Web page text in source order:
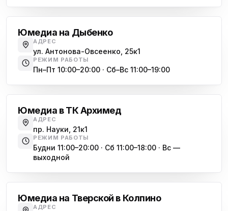
ю ул. Белы Куна, 24к1
ю
Юмедиа в Купчино
ул. Будапештская, 87-3
Юмедиа Сервис в Колпино
ю
Юмедиа во Всеволожске
пр. Христиновский 28, Всеволожск
Юмедиа на Дыбенко
АДРЕС
ул. Антонова-Овсеенко, 25к1
РЕЖИМ РАБОТЫ
Пн–Пт 10:00–20:00 · Сб–Вс 11:00–19:00
Юмедиа в ТК Архимед
АДРЕС
пр. Науки, 21к1
РЕЖИМ РАБОТЫ
Будни 11:00–20:00 · Сб 11:00–18:00 · Вс —
выходной
Юмедиа на Тверской в Колпино
АДРЕС